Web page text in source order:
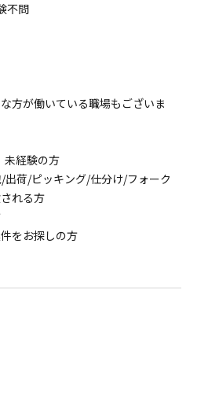
不問
方が働いている職場もございま
経験の方
出荷/ピッキング/仕分け/フォーク
れる方
をお探しの方